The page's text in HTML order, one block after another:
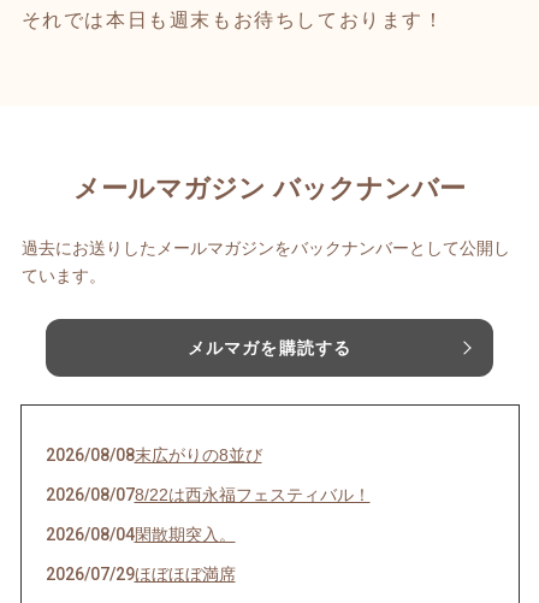
それでは本日も週末もお待ちしております！
メールマガジン バックナンバー
過去にお送りしたメールマガジンをバックナンバーとして公開し
ています。
メルマガを購読する
2026/08/08末広がりの8並び
2026/08/078/22は西永福フェスティバル！
2026/08/04閑散期突入。
2026/07/29ほぼほぼ満席